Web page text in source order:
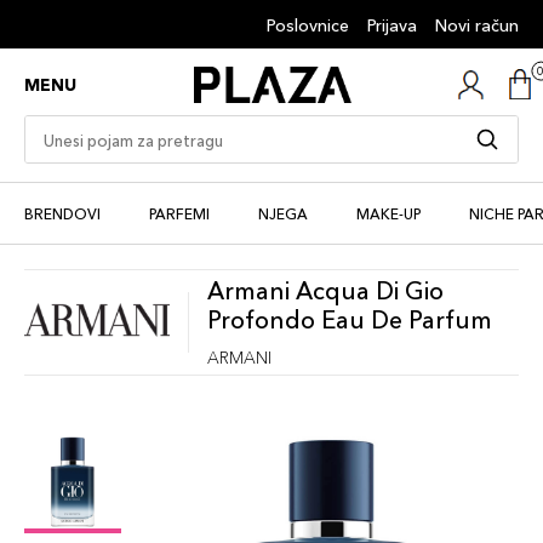
Poslovnice Prijava Novi račun
MENU
BRENDOVI PARFEMI NJEGA MAKE-UP NICHE
Armani Acqua Di Gio
Profondo Eau De Parfum
ARMANI